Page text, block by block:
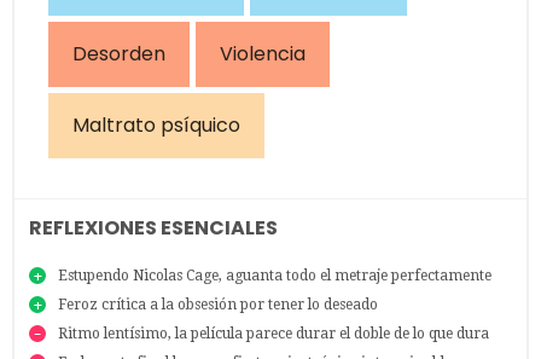
Desorden Violencia
Maltrato psíquico
REFLEXIONES ESENCIALES
Estupendo Nicolas Cage, aguanta todo el metraje perfectamente
Feroz crítica a la obsesión por tener lo deseado
Ritmo lentísimo, la película parece durar el doble de lo que dura